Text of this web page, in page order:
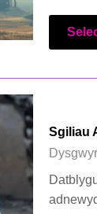
Sgiliau